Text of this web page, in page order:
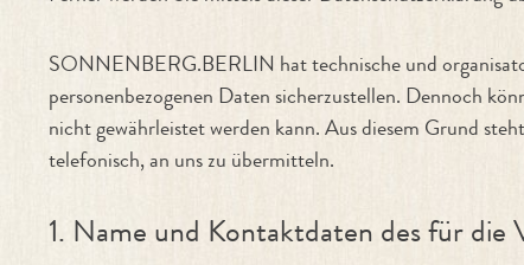
SONNENBERG.BERLIN hat technische und
personenbezogenen Daten sicherzustellen. Dennoch
nicht gewährleistet werden kann. Aus diesem Grund
telefonisch, an uns zu übermitteln.
1. Name und Kontaktdaten des für